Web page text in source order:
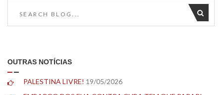
OUTRAS NOTÍCIAS
PALESTINA LIVRE! 19/05/2026